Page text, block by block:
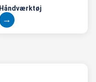
Håndværktøj